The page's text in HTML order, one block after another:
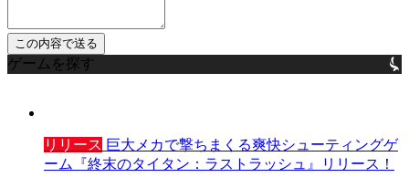
ゲームを探す
リリース 巨大メカで撃ちまくる爽快シューティングゲ
ーム『終末のタイタン：ラストラッシュ』リリース！